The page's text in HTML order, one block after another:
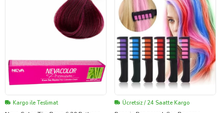
Kargo ile Teslimat Ücretsiz / 24 Saatte Kargo